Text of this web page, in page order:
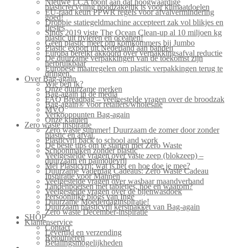
Nieuwe LCA toont aan dat hoogwaardige
plasticrecycling noodzakelijk is voor klimaatdoelen
EU-raad keurt PPWR regels voor afvalvermindering
goed!
Droppie statiegeldmachine accepteert zak vol blikjes en
flesjes
Sinds 2019 viste The Ocean Clean-up al 10 miljoen kg
plastic uit rivieren en oceanen!
Geen plastic meer om komkommers bij Jumbo
Plastic export uit Nederland aan banden
Europa bereikt akkoord over verpakkingsafval reductie
De duurzame verpakkingen van de toekomst zijn
herbruikbaar
Europese maatregelen om plastic verpakkingen terug te
dringen.
Over Bag-again
Wie ben ik?
Onze duurzame merken
Bag-again in de media
FAQ Breadbag – veelgestelde vragen over de broodzak
Bag-again® voor retailers/wholesale
MVO
Verkooppunten Bag-again
Onze klanten
Zero waste inspiratie
Zero waste summer! Duurzaam de zomer door zonder
plastic en afval.
Plasticvrij back to school and work
De beste tips om te starten met Zero Waste
Schoonmaken zonder plastic
Veelgestelde vragen over vaste zeep (blokzeep) –
duurzaam en palmolievrij
Mei Plasticvrij: wat is het en hoe doe je mee?
Duurzame Vaderdag Cadeaus: Zero Waste Cadeau
Inspiratie voor Mannen
Veelgestelde vragen over wasbaar maandverband
Tandenpoetsen met tabletjes, hoe en waarom?
Veelgestelde vragen over de bijenwasdoek
Persoonlijke blogs van Inge
Duurzame Moederdaginspiratie!
Duurzaam plasticvrij kerstpakket van Bag-again
Zero waste December-inspiratie
SHOP
Klantenservice
Contact
Levertijd en verzending
Retourneren
Betalingsmogelijkheden